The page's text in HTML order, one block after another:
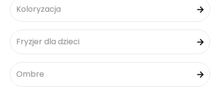
Koloryzacja
Fryzjer dla dzieci
Ombre